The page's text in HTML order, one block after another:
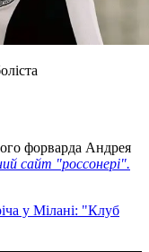
форварда Андрея
сайт "россонері".
у Мілані: "Клуб